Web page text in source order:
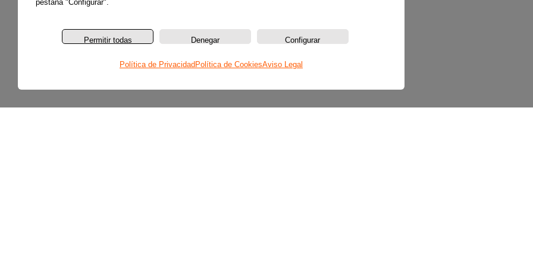
pestaña "Configurar".
Permitir todas Denegar Configurar
Política de Privacidad Política de CookiesAviso Legal